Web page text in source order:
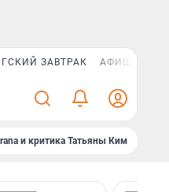
ЗАВТРАК АФИША PLUS
и критика Татьяны Ким